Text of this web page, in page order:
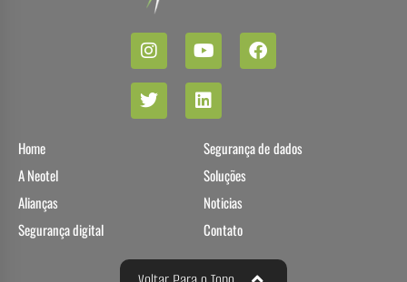
Home
A Neotel
Alianças
Segurança digital
Segurança de dados
Soluções
Noticias
Contato